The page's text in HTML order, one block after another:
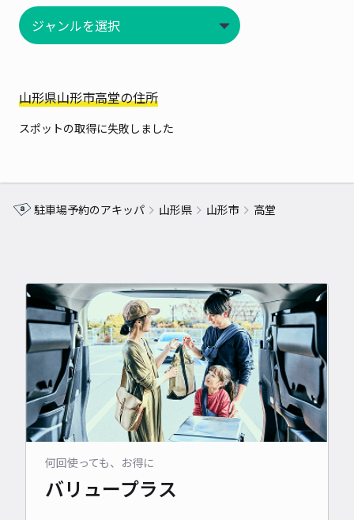
山形県山形市高堂の住所
スポットの取得に失敗しました
駐車場予約のアキッパ 山形県 山形市 高堂
何回使っても、お得に
バリュープラス